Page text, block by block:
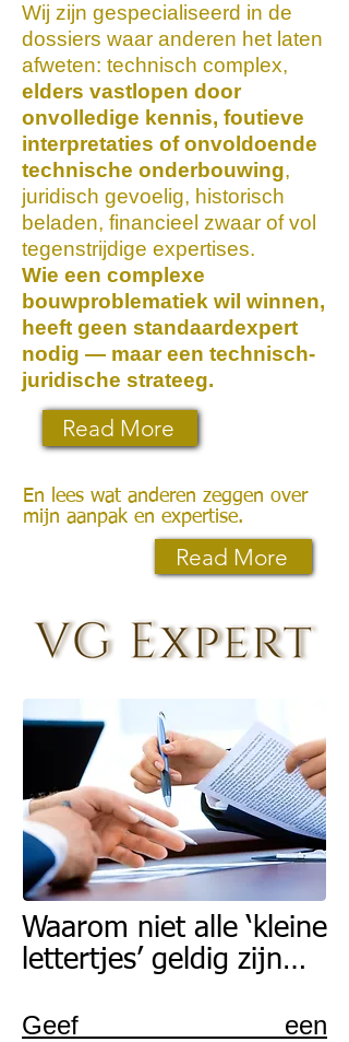
Wij zijn gespecialiseerd in de
dossiers waar anderen het laten
afweten: technisch complex,
elders vastlopen door
onvolledige kennis, foutieve
interpretaties of onvoldoende
technische onderbouwing,
juridisch gevoelig, historisch
beladen, financieel zwaar of vol
tegenstrijdige expertises.
Wie een complexe
bouwproblematiek wil winnen,
heeft geen standaardexpert
nodig — maar een technisch-
juridische strateeg.
Read More
En lees wat anderen zeggen over
mijn aanpak en expertise.
Read More
Waarom niet alle ‘kleine
lettertjes’ geldig zijn…
Geef een